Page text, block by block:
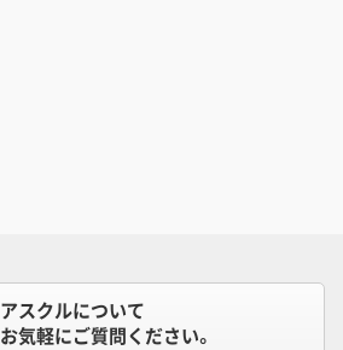
アスクルについて
お気軽にご質問ください。